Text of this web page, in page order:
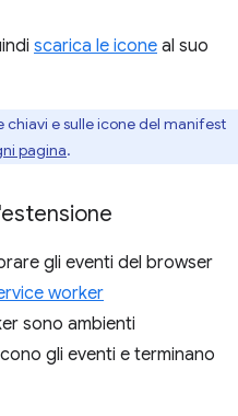
scarica le icone al suo
chiavi e sulle icone del manifest
pagina.
gli eventi del browser
worker
sono ambienti
gli eventi e terminano